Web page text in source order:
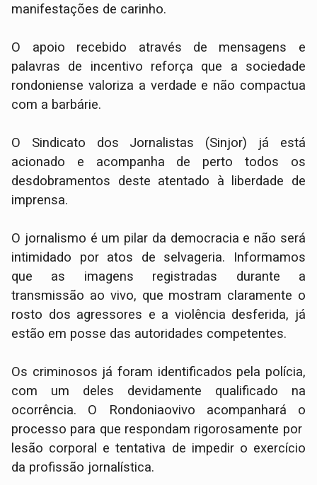
manifestações de carinho.
O apoio recebido através de mensagens e
palavras de incentivo reforça que a sociedade
rondoniense valoriza a verdade e não compactua
com a barbárie.
O Sindicato dos Jornalistas (Sinjor) já está
acionado e acompanha de perto todos os
desdobramentos deste atentado à liberdade de
imprensa.
​O jornalismo é um pilar da democracia e não será
intimidado por atos de selvageria. Informamos
que as imagens registradas durante a
transmissão ao vivo, que mostram claramente o
rosto dos agressores e a violência desferida, já
estão em posse das autoridades competentes.
Os criminosos já foram identificados pela polícia,
com um deles devidamente qualificado na
ocorrência. O Rondoniaovivo acompanhará o
processo para que respondam rigorosamente por ​
lesão corporal e tentativa de impedir o exercício
da profissão jornalística.